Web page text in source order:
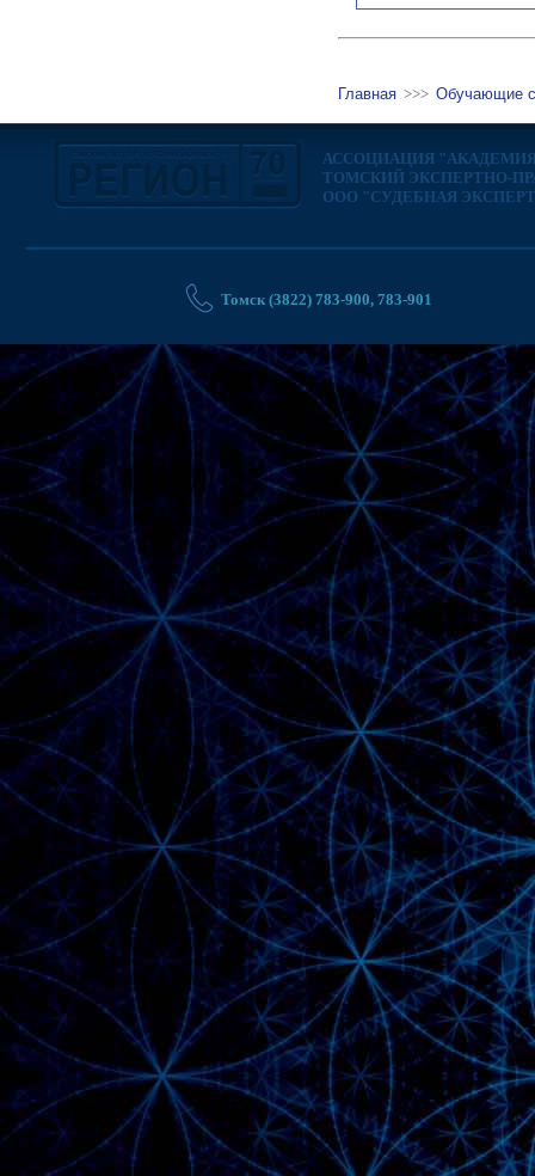
Главная >>> Обучающие
АССОЦИАЦИЯ
ТОМСКИЙ ЭКСПЕРТНО-
ООО "СУДЕБНАЯ
Томск (3822) 783-900, 783-901